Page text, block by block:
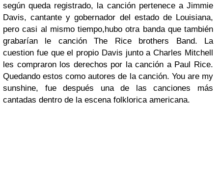
según queda registrado, la canción pertenece a Jimmie
Davis, cantante y gobernador del estado de Louisiana,
pero casi al mismo tiempo,hubo otra banda que también
grabarían le canción The Rice brothers Band. La
cuestion fue que el propio Davis junto a Charles Mitchell
les compraron los derechos por la canción a Paul Rice.
Quedando estos como autores de la canción. You are my
sunshine, fue después una de las canciones más
cantadas dentro de la escena folklorica americana.